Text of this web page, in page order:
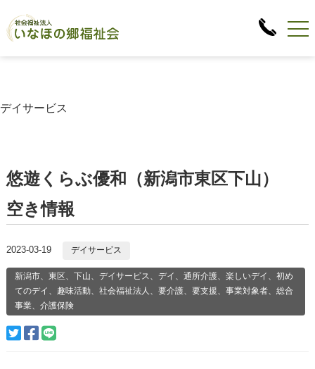
デイサービス
悠遊くらぶ優和（新潟市東区下山）
空き情報
2023-03-19 デイサービス
新潟市、東区、下山、デイサービス、デイ、通所介護、楽しいデイ、初め
てのデイ、趣味活動、社会福祉法人、要介護、要支援、事業対象者、総合
事業、介護保険